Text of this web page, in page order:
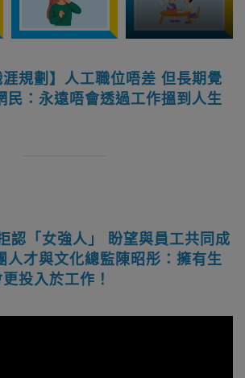
規劃】人工職位唔差 但長期覺
民：永遠唔會透過工作搵到人生
認「女強人」 盼望與員工共同成
人才與文化總監陳昭彤：擁有生
投入於工作！